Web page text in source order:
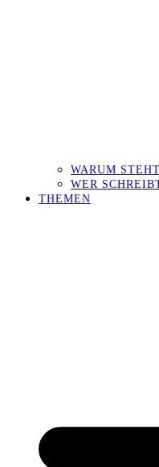
WARUM
WER
THEMEN